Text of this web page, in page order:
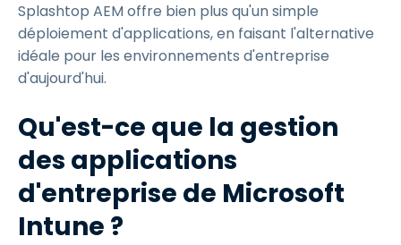
Splashtop AEM offre bien plus qu'un simple
déploiement d'applications, en faisant l'alternative
idéale pour les environnements d'entreprise
d'aujourd'hui.
Qu'est-ce que la gestion
des applications
d'entreprise de Microsoft
Intune ?